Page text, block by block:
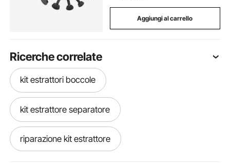
Aggiungi al carrello
Ricerche correlate
kit estrattori boccole
kit estrattore separatore
riparazione kit estrattore